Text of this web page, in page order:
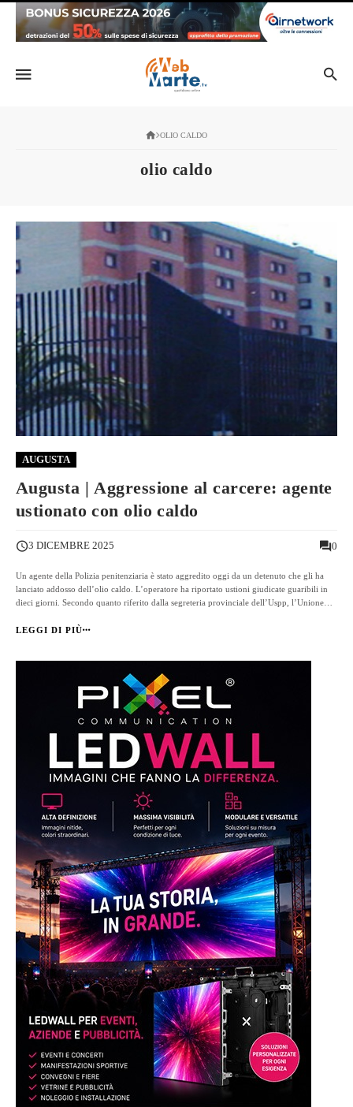
OLIO CALDO
olio caldo
AUGUSTA
Augusta | Aggressione al carcere: agente
ustionato con olio caldo
3 DICEMBRE 2025 0
Un agente della Polizia penitenziaria è stato aggredito oggi da un detenuto che gli ha
lanciato addosso dell’olio caldo. L’operatore ha riportato ustioni giudicate guaribili in
dieci giorni. Secondo quanto riferito dalla segreteria provinciale dell’Uspp, l’Unione
LEGGI DI PIÙ